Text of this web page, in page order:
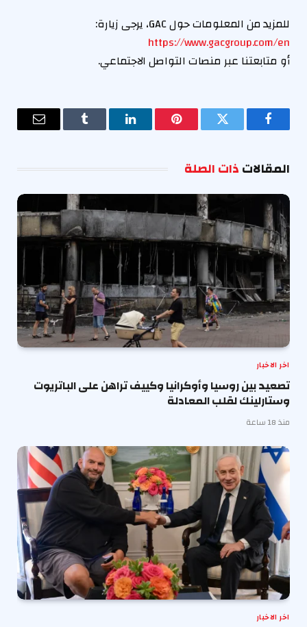
للمزيد من المعلومات حول GAC، يرجى زيارة:
https://www.gacgroup.com/en
أو متابعتنا عبر منصات التواصل الاجتماعي.
فيسبوك تويتر بينتيريستلينكدإن Tumblr
البريد
المقالاتذات الصلة
اخر الاخبار
تصعيد بين روسيا وأوكرانيا وكييف تراهن على الباتريوت
وستارلينك لقلب المعادلة
منذ 18 ساعة
اخر الاخبار